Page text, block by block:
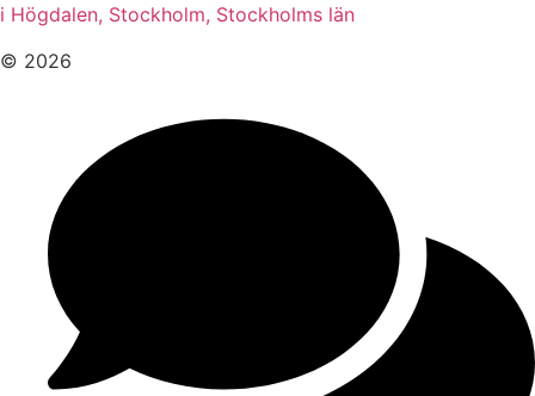
i Högdalen, Stockholm, Stockholms län
© 2026